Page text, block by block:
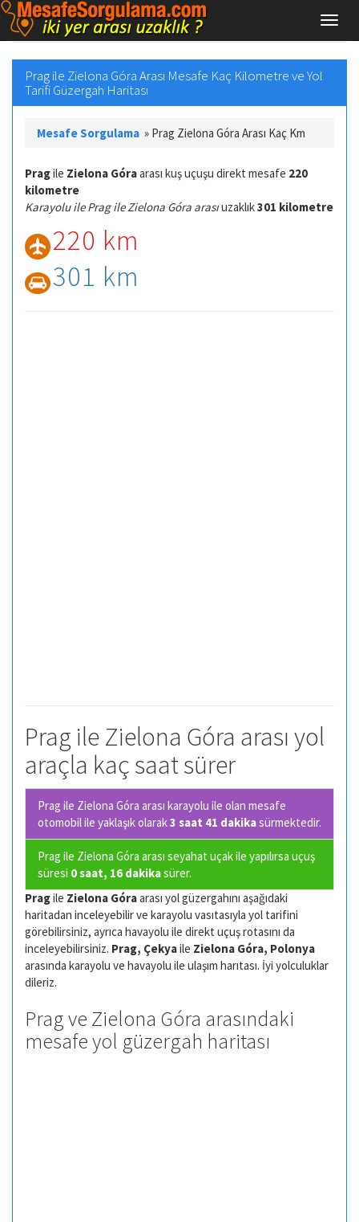
Prag ile Zielona Góra Arası Mesafe Kaç Kilometre ve Yol
Tarifi Güzergah Haritası
Mesafe Sorgulama » Prag Zielona Góra Arası Kaç Km
Pragile Zielona Góraarası kuş uçuşu direkt mesafe 220
kilometre
Karayolu ile Prag ile Zielona Góra arasıuzaklık301 kilometre
220 km
301 km
Prag ile Zielona Góra arası yol
araçla kaç saat sürer
Prag ile Zielona Góra arası karayolu ile olan mesafe
otomobil ile yaklaşık olarak3 saat 41 dakikasürmektedir.
Prag ile Zielona Góra arası seyahat uçak ile yapılırsa uçuş
süresi 0 saat, 16 dakikasürer.
Pragile Zielona Góraarası yol güzergahını aşağıdaki
haritadan inceleyebilir ve karayolu vasıtasıyla yol tarifini
görebilirsiniz, ayrıca havayolu ile direkt uçuş rotasını da
inceleyebilirsiniz. Prag, Çekyaile Zielona Góra, Polonya
arasında karayolu ve havayolu ile ulaşım harıtası. İyi yolculuklar
dileriz.
Prag ve Zielona Góra arasındaki
mesafe yol güzergah haritası